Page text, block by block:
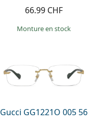
66.99 CHF
Monture en stock
Gucci GG1221O 005 56